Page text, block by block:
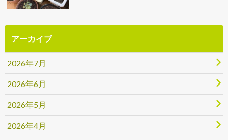
アーカイブ
2026年7月
2026年6月
2026年5月
2026年4月